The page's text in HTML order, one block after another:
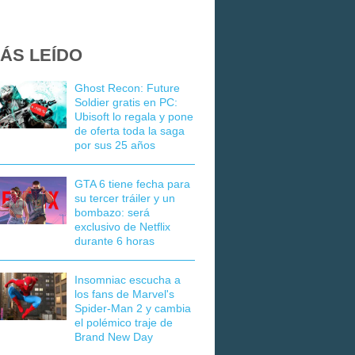
LEÍDO
Ghost Recon: Future
Soldier gratis en PC:
Ubisoft lo regala y pone
de oferta toda la saga
por sus 25 años
GTA 6 tiene fecha para
su tercer tráiler y un
bombazo: será
exclusivo de Netflix
durante 6 horas
Insomniac escucha a
los fans de Marvel's
Spider-Man 2 y cambia
el polémico traje de
Brand New Day